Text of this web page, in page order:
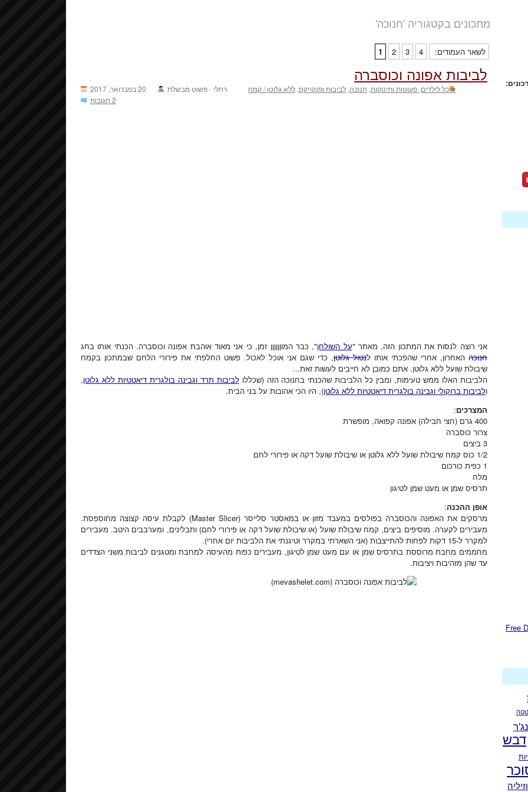
מתכונים בקטגוריה 'חנוכה'
לשאר העמודים: 1 2 3 4
לביבות אפונה וכוסברה
20 בפברואר, 2017 רחלי - פשוט מבשלת אוכל לילדים, פעוטות ותינוקות, חנוכה, לביבות ופנקייקס, ללא גלוטן / קמח
2 תגובות
אני רוצה לנסות את המתכון הזה, מאתר "על השולחן", כבר המוןןןןןן זמן, כי אני מאוד אוהבת אפונה וכוסברה. הכנתי אותו בחג
חנוכה האחרון, אחרי שהפכתי אותו לנטול גלוטן, כדי שגם אני אוכל לאכול. פשוט החלפתי את פירורי הלחם שבמתכון בקמח
שיבולת שועל ללא גלוטן. אתם כמובן לא חייבים לעשות זאת…
הלביבות האלו ממש טעימות, ומבין כל הלביבות שהכנתי בחנוכה הזה (שכללולביבות תרד וגבינה בולגרית דיאטטיות ללא גלוטן,
ולביבות ברוקולי וגבינה בולגרית דיאטטיות ללא גלוטן), היו הכי אהובות על בני הבית.
המצרכים:
400 גרם (חצי חבילה) אפונה קפואה, מופשרת
צרור כוסברה
3 ביצים
1/2 כוס קמח שיבולת שועל ללא גלוטן או שיבולת שועל דקה או פירורי לחם
1 כפית כורכום
מלח
תרסיס שמן או מעט שמן לטיגון
אופן ההכנה:
מרסקים את האפונה והכוסברה בפולסים במעבד מזון או במאסטר סלייסר (Master Slicer) לקבלת עיסה קצוצה מחוספסת.
מעבירים לקערה. מוסיפים ביצים, קמח שיבולת שועל (או שיבולת שועל דקה או פירורי לחם) ותבלינים, ומערבבים היטב. מעבירים
למקרר ל-15 דקות לפחות להתייצבות (אני השארתי במקרר וטיגנתי את הלביבות יום אחרי).
מחממים מחבת מרוססת בתרסיס שמן או עם מעט שמן לטיגון, מעבירים כפות מהעיסה למחבת ומטגנים לביבות משני הצדדים
עד שהן מזהיבות ויציבות.
דבש